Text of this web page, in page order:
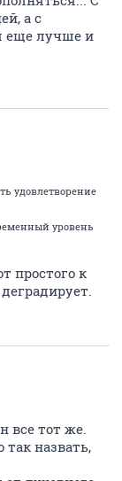
а с
еще лучше и
удовлетворение
уровень
простого к
все тот же.
назвать,